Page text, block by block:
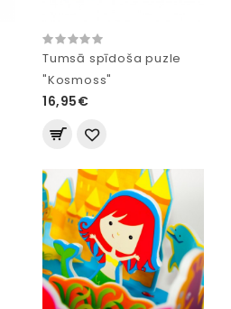
Tumsā spīdoša puzle
"Kosmoss"
16,95€